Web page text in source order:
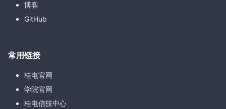
博客
GitHub
常用链接
桂电官网
学院官网
桂电信技中心